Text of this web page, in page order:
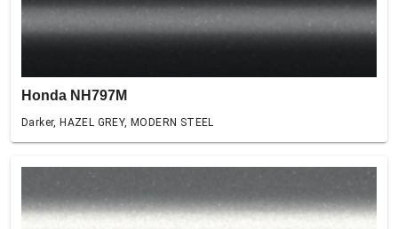
Honda NH797M
Darker, HAZEL GREY, MODERN STEEL